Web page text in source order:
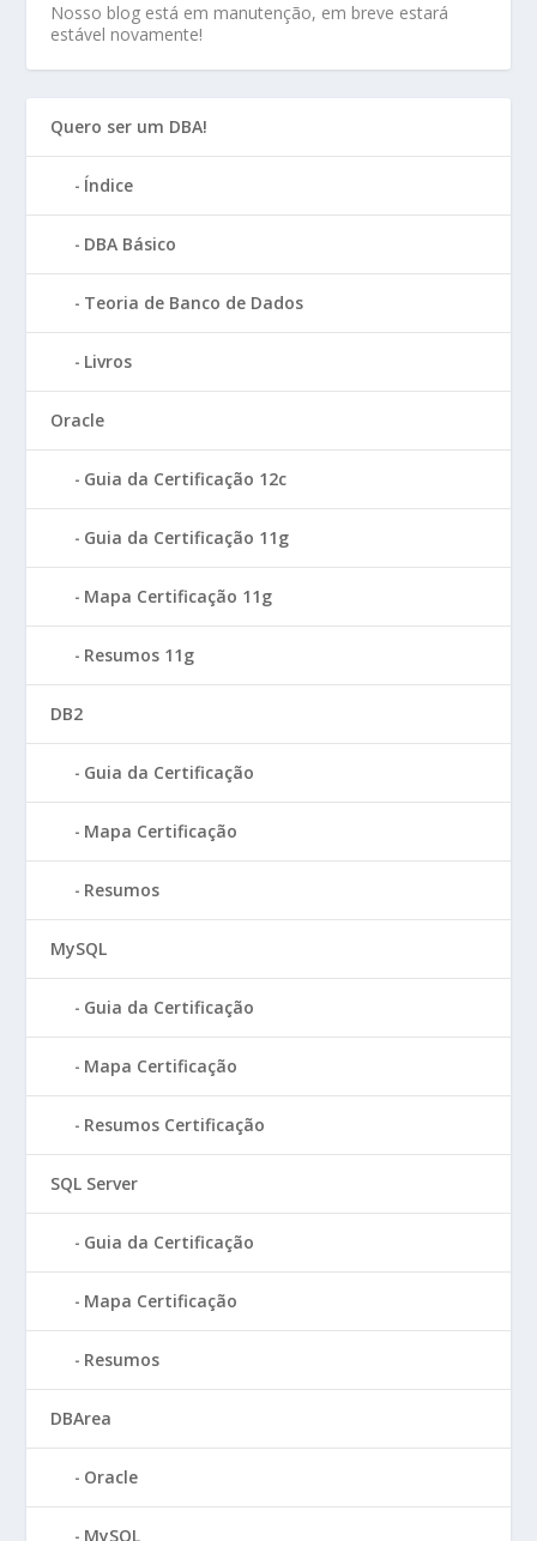
Nosso blog está em manutenção, em breve estará
estável novamente!
Quero ser um DBA!
Índice
DBA Básico
Teoria de Banco de Dados
Livros
Oracle
Guia da Certificação 12c
Guia da Certificação 11g
Mapa Certificação 11g
Resumos 11g
DB2
Guia da Certificação
Mapa Certificação
Resumos
MySQL
Guia da Certificação
Mapa Certificação
Resumos Certificação
SQL Server
Guia da Certificação
Mapa Certificação
Resumos
DBArea
Oracle
MySQL